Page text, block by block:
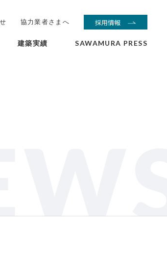
協力業者さまへ 採用情報
建築実績 SAWAMURA PRESS